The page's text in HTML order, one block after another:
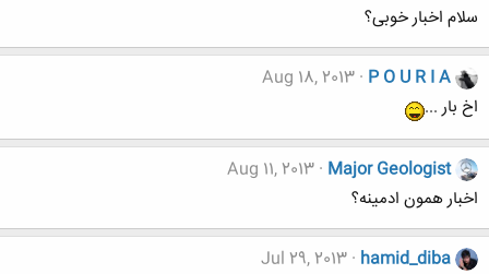
سلام اخبار خوبی؟
P O U R I A
Aug 18, 2013
اخ بار ...
Major Geologist
Aug 11, 2013
اخبار همون ادمینه؟
hamid_diba
Jul 29, 2013